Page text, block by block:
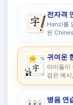
전자격
Hanzi를
된
귀여운
아이들이
검은 예
병음 연